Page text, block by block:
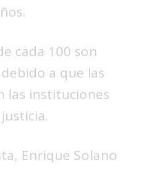
cada 100 son
a que las
las instituciones
Enrique Solano